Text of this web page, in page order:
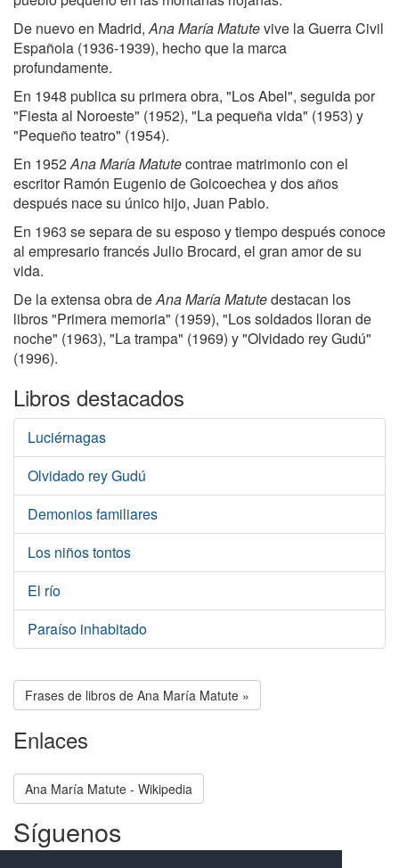
De nuevo en Madrid,Ana María Matutevive la Guerra Civil
Española (1936-1939), hecho que la marca
profundamente.
En 1948 publica su primera obra, "Los Abel", seguida por
"Fiesta al Noroeste" (1952), "La pequeña vida" (1953) y
"Pequeño teatro" (1954).
En 1952Ana María Matutecontrae matrimonio con el
escritor Ramón Eugenio de Goicoechea y dos años
después nace su único hijo, Juan Pablo.
En 1963 se separa de su esposo y tiempo después conoce
al empresario francés Julio Brocard, el gran amor de su
vida.
De la extensa obra deAna María Matutedestacan los
libros "Primera memoria" (1959), "Los soldados lloran de
noche" (1963), "La trampa" (1969) y "Olvidado rey Gudú"
(1996).
Libros destacados
Luciérnagas
Olvidado rey Gudú
Demonios familiares
Los niños tontos
El río
Paraíso inhabitado
Frases de libros de Ana María Matute »
Enlaces
Ana María Matute - Wikipedia
Síguenos